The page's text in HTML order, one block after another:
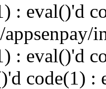
: eval()'d
: eval()'d
code(1) :